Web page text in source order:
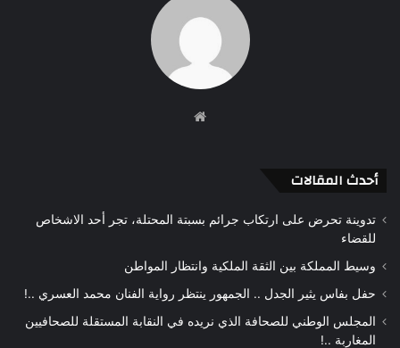
أحدث المقالات
تدوينة تحرض على ارتكاب جرائم بسبتة المحتلة، تجر أحد الاشخاص
للقضاء
وسيط المملكة بين الثقة الملكية وانتظار المواطن
حفل بفاس يثير الجدل .. الجمهور ينتظر رواية الفنان محمد العسري ..!
المجلس الوطني للصحافة الذي نريده في النقابة المستقلة للصحافيين
المغاربة ..!